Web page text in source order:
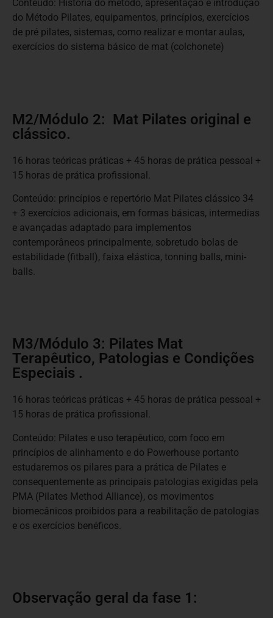
Conteúdo: História do método, apresentação e introdução
do Método Pilates, equipamentos, princípios, exercícios
de pré pilates, sistemas, como realizar e montar aulas,
exercícios do sistema básico de mat (colchonete)
M2/Módulo 2: Mat Pilates original e
clássico.
16 horas teóricas práticas + 45 horas de prática pessoal +
15 horas de prática profissional.
Conteúdo: princípios e repertório Mat Pilates clássico 34
+ 3 exercícios adicionais, em formas básicas, intermedias
e avançadas adaptado para implementos
contemporâneos principalmente, sobretudo bolas de
estabilidade (fitball), faixa elástica, tonning balls, mini-
balls.
M3/Módulo 3: Pilates Mat
Terapêutico, Patologias e Condições
Especiais .
16 horas teóricas práticas + 45 horas de prática pessoal +
15 horas de prática profissional.
Conteúdo: Pilates e uso terapêutico, com foco em
princípios de alinhamento e do Powerhouse portanto
estudaremos os pilares para a prática de Pilates e
consequentemente as principais patologias exigidas pela
PMA (Pilates Method Alliance), os movimentos
biomecânicos proibidos para a reabilitação de patologias
e os exercícios benéficos.
Observação geral da fase 1: